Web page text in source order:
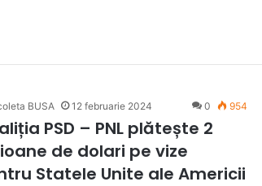
BUSA 12 februarie 2024 0 954
PSD – PNL plătește 2
de dolari pe vize
Statele Unite ale Americii